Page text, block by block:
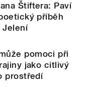
Štiftera: Paví
příběh
Jelení
pomoci při
jako citlivý
prostředí